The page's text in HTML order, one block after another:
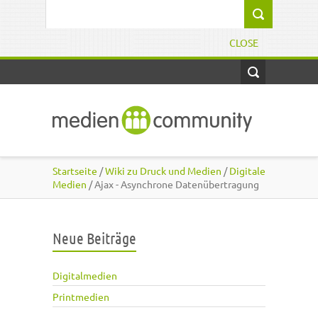
CLOSE
Startseite /Wiki zu Druck und Medien /Digitale
Medien / Ajax - Asynchrone Datenübertragung
Neue Beiträge
Digitalmedien
Printmedien